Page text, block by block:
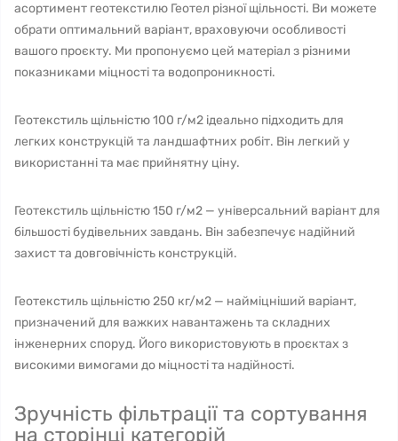
асортимент геотекстилю Геотел різної щільності. Ви можете
обрати оптимальний варіант, враховуючи особливості
вашого проєкту. Ми пропонуємо цей матеріал з різними
показниками міцності та водопроникності.
Геотекстиль щільністю 100 г/м2 ідеально підходить для
легких конструкцій та ландшафтних робіт. Він легкий у
використанні та має прийнятну ціну.
Геотекстиль щільністю 150 г/м2 — універсальний варіант для
більшості будівельних завдань. Він забезпечує надійний
захист та довговічність конструкцій.
Геотекстиль щільністю 250 кг/м2 — найміцніший варіант,
призначений для важких навантажень та складних
інженерних споруд. Його використовують в проєктах з
високими вимогами до міцності та надійності.
Зручність фільтрації та сортування
на сторінці категорій